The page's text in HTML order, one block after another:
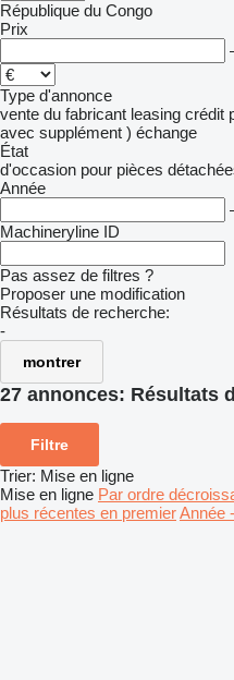
République du Congo
Prix
Type d'annonce
vente du fabricant leasing crédit
avec supplément ) échange
État
d'occasion pour pièces
Année
Machineryline ID
Pas assez de filtres ?
Proposer une modification
Résultats de recherche:
-
montrer
27 annonces: Résultats
Filtre
Trier: Mise en ligne
Mise en ligne Par ordre
plus récentes en premierAnnée